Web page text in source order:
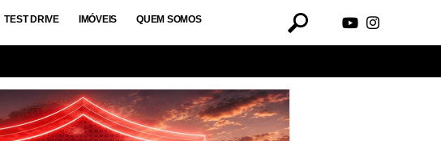
TEST DRIVE IMÓVEIS QUEM SOMOS